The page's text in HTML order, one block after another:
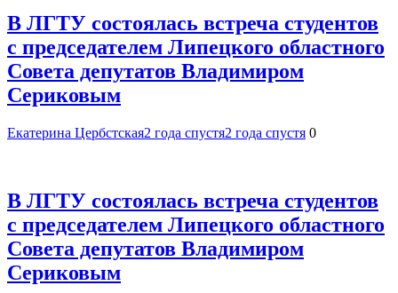
В ЛГТУ состоялась встреча студентов
с председателем Липецкого областного
Совета депутатов Владимиром
Сериковым
Екатерина Цербстская2 года спустя2 года спустя 0
В ЛГТУ состоялась встреча студентов
с председателем Липецкого областного
Совета депутатов Владимиром
Сериковым